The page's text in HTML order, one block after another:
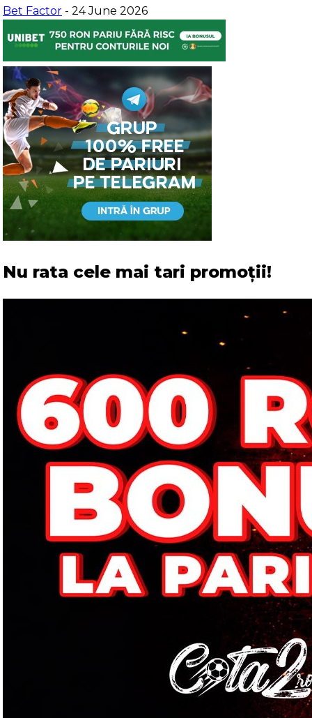
Bet Factor - 24 June 2026
Nu rata cele mai tari promoții!